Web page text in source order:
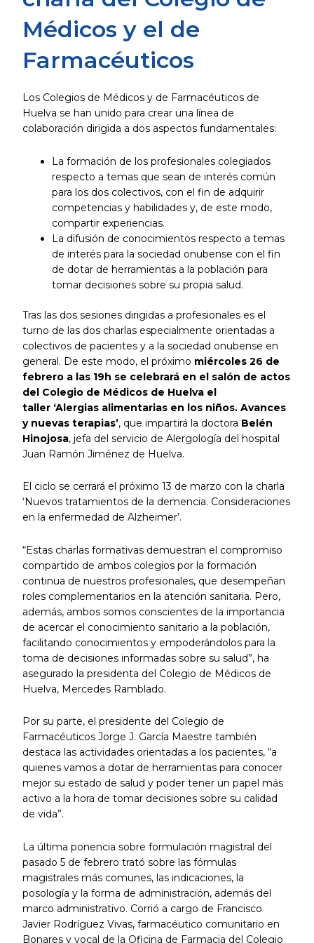
Médicos y el de
Farmacéuticos
Los Colegios de Médicos y de Farmacéuticos de
Huelva se han unido para crear una línea de
colaboración dirigida a dos aspectos fundamentales:
La formación de los profesionales colegiados
respecto a temas que sean de interés común
para los dos colectivos, con el fin de adquirir
competencias y habilidades y, de este modo,
compartir experiencias.
La difusión de conocimientos respecto a temas
de interés para la sociedad onubense con el fin
de dotar de herramientas a la población para
tomar decisiones sobre su propia salud.
Tras las dos sesiones dirigidas a profesionales es el
turno de las dos charlas especialmente orientadas a
colectivos de pacientes y a la sociedad onubense en
general. De este modo, el próximo miércoles 26 de
febrero a las 19h se celebrará en el salón de actos
del Colegio de Médicos de Huelva el
taller ‘Alergias alimentarias en los niños. Avances
y nuevas terapias’, que impartirá la doctora Belén
Hinojosa, jefa del servicio de Alergología del hospital
Juan Ramón Jiménez de Huelva.
El ciclo se cerrará el próximo 13 de marzo con la charla
‘Nuevos tratamientos de la demencia. Consideraciones
en la enfermedad de Alzheimer’.
“Estas charlas formativas demuestran el compromiso
compartido de ambos colegios por la formación
continua de nuestros profesionales, que desempeñan
roles complementarios en la atención sanitaria. Pero,
además, ambos somos conscientes de la importancia
de acercar el conocimiento sanitario a la población,
facilitando conocimientos y empoderándolos para la
toma de decisiones informadas sobre su salud”, ha
asegurado la presidenta del Colegio de Médicos de
Huelva, Mercedes Ramblado.
Por su parte, el presidente del Colegio de
Farmacéuticos Jorge J. García Maestre también
destaca las actividades orientadas a los pacientes, “a
quienes vamos a dotar de herramientas para conocer
mejor su estado de salud y poder tener un papel más
activo a la hora de tomar decisiones sobre su calidad
de vida”.
La última ponencia sobre formulación magistral del
pasado 5 de febrero trató sobre las fórmulas
magistrales más comunes, las indicaciones, la
posología y la forma de administración, además del
marco administrativo. Corrió a cargo de Francisco
Javier Rodríguez Vivas, farmacéutico comunitario en
Bonares y vocal de la Oficina de Farmacia del Colegio